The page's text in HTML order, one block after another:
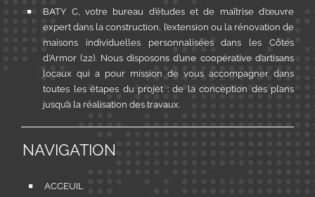
BATY C, votre bureau d’études et de maîtrise d’œuvre
expert dans la construction, l’extension ou la rénovation de
maisons individuelles personnalisées dans les Côtes
d’Armor (22). Nous disposons d’une coopérative d’artisans
locaux qui a pour mission de vous accompagner dans
toutes les étapes du projet : de la conception des plans
jusqu’à la réalisation des travaux.
NAVIGATION
ACCEUIL